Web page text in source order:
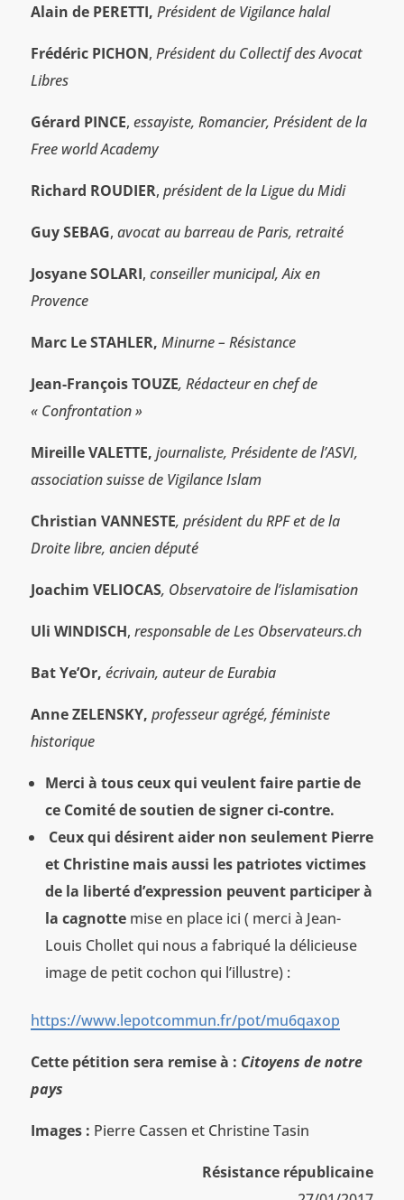
Alain de PERETTI, Président de Vigilance halal
Frédéric PICHON, Président du Collectif des Avocat
Libres
Gérard PINCE, essayiste, Romancier, Président de la
Free world Academy
Richard ROUDIER, président de la Ligue du Midi
Guy SEBAG, avocat au barreau de Paris, retraité
Josyane SOLARI, conseiller municipal, Aix en
Provence
Marc Le STAHLER, Minurne – Résistance
Jean-François TOUZE, Rédacteur en chef de
« Confrontation »
Mireille VALETTE, journaliste, Présidente de l’ASVI,
association suisse de Vigilance Islam
Christian VANNESTE, président du RPF et de la
Droite libre, ancien député
Joachim VELIOCAS, Observatoire de l’islamisation
Uli WINDISCH, responsable de Les Observateurs.ch
Bat Ye’Or, écrivain, auteur de Eurabia
Anne ZELENSKY, professeur agrégé, féministe
historique
Merci à tous ceux qui veulent faire partie de
ce Comité de soutien de signer ci-contre.
Ceux qui désirent aider non seulement Pierre
et Christine mais aussi les patriotes victimes
de la liberté d’expression peuvent participer à
la cagnottemise en place ici ( merci à Jean-
Louis Chollet qui nous a fabriqué la délicieuse
image de petit cochon qui l’illustre) :
https://www.lepotcommun.fr/pot/mu6qaxop
Cette pétition sera remise à : Citoyens de notre
pays
Images : Pierre Cassen et Christine Tasin
Résistance républicaine